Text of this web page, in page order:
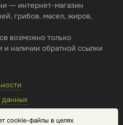
cookie-файлы в целях
— интернет-магазин
грибов, масел, жиров,
возможно только
наличии обратной ссылки
данных